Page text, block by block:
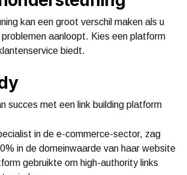
kan een groot verschil maken als u
aanloopt. Kies een platform
biedt.
succes met een link building platform
in de e-commerce-sector, zag
in de domeinwaarde van haar website
gebruikte om high-authority links